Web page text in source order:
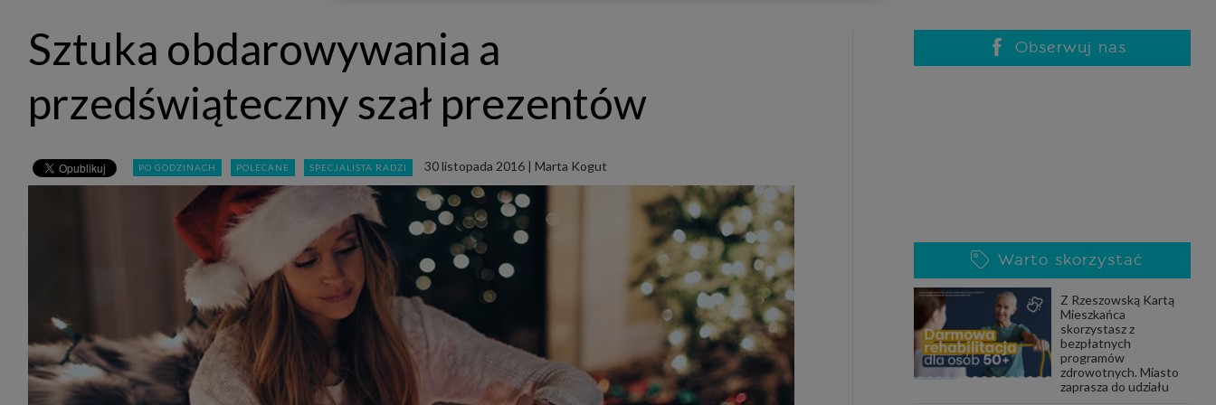
takie nie wymaga dodatkowej zgody z Twojej strony, ale możesz mu się w każdej chwili sprzeciwić. O ile nie
zdecydujesz inaczej, dokonując stosownych zmian ustawień w Twojej przeglądarce, podmioty z Grupy SAGIER
będą również instalować na Twoich urządzeniach pliki cookies i podobne oraz odczytywać informacje z takich
Administratorami Twoich danych są podmioty z Grupy SAGIER czyli podmioty z grupy kapitałowej SAGIER, w
której skład wchodzą Sagier Sp. z o.o. ul. Cegielniana 18c/3, 35-310 Rzeszów oraz Podmioty Zależne. Ponadto, w
PODMIIOTY ZALEŻNE:
http://www.biznesistyl.pl/
http://poradnikbudowlany.eu/
https://modnieizdrowo.pl/
http://www.sagier.pl/
Jeżeli wyrazisz zgodę, o którą wyżej prosimy, administratorami Twoich danych osobowych będą także nasi
Zaufani Partnerzy. Listę Zaufanych Partnerów możesz sprawdzić w każdym momencie na stronie naszej
prywatności
i tam też zmodyfikować lub cofnąć swoje zgody.
Podstawa i cel przetwarzania
Twoje dane przetwarzamy w następujących celach:
1. Jeśli zawieramy z Tobą umowę o realizację danej usługi (np. usługi zapewniającej Ci możliwość zapoznania się
z jednym z naszych serwisów w oparciu o treść regulaminu tego serwisu), to możemy przetwarzać Twoje dane w
Sztuka obdarowywania a
przedświąteczny szał prezentów
PO GODZINACH POLECANE SPECJALISTA RADZI 30 listopada 2016| Marta Kogut
Obserwuj nas
Warto skorzystać
Z Rzeszowską Kartą
Mieszkańca
skorzystasz z
bezpłatnych
programów
zdrowotnych. Miasto
zaprasza do udziału